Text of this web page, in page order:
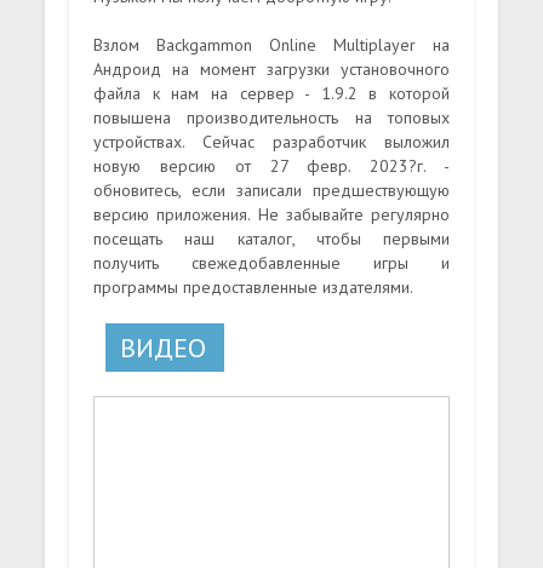
Взлом Backgammon Online Multiplayer на
Андроид на момент загрузки установочного
файла к нам на сервер - 1.9.2 в которой
повышена производительность на топовых
устройствах. Сейчас разработчик выложил
новую версию от 27 февр. 2023?г. -
обновитесь, если записали предшествующую
версию приложения. Не забывайте регулярно
посещать наш каталог, чтобы первыми
получить свежедобавленные игры и
программы предоставленные издателями.
ВИДЕО